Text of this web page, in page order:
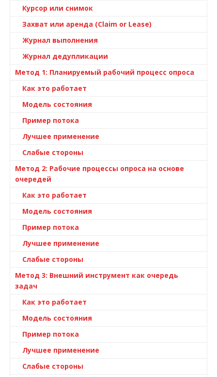
Курсор или снимок
Захват или аренда (Claim or Lease)
Журнал выполнения
Журнал дедупликации
Метод 1: Планируемый рабочий процесс опроса
Как это работает
Модель состояния
Пример потока
Лучшее применение
Слабые стороны
Метод 2: Рабочие процессы опроса на основе
очередей
Как это работает
Модель состояния
Пример потока
Лучшее применение
Слабые стороны
Метод 3: Внешний инструмент как очередь
задач
Как это работает
Модель состояния
Пример потока
Лучшее применение
Слабые стороны